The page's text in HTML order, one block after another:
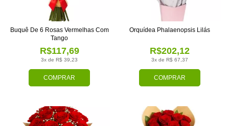
COMPRAR
3x de R$ 39,23
R$117,69
Buquê De 6 Rosas Vermelhas Com
Tango
COMPRAR
3x de R$ 67,37
R$202,12
Orquídea Phalaenopsis Lilás